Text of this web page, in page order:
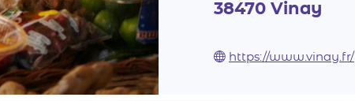
38470 Vinay
https://www.vinay.fr/